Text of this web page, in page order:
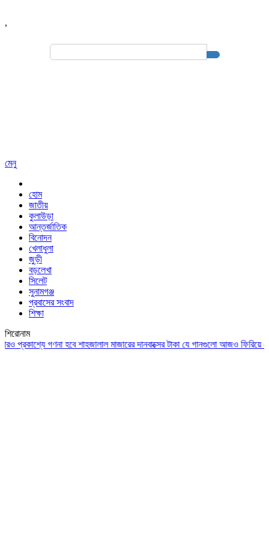
,
Search
মেনু
হোম
জাতীয়
কুলাউড়া
আন্তর্জাতিক
বিনোদন
খেলাধুলা
জুড়ী
বড়লেখা
সিলেট
সুনামগঞ্জ
প্রবাসের সংবাদ
শিক্ষা
শিরোনাম
গণনা হবে শাহজালাল মাজারের দানবাক্সের টাকাযে গানগুলো আজও ফিরিয়ে নেয়